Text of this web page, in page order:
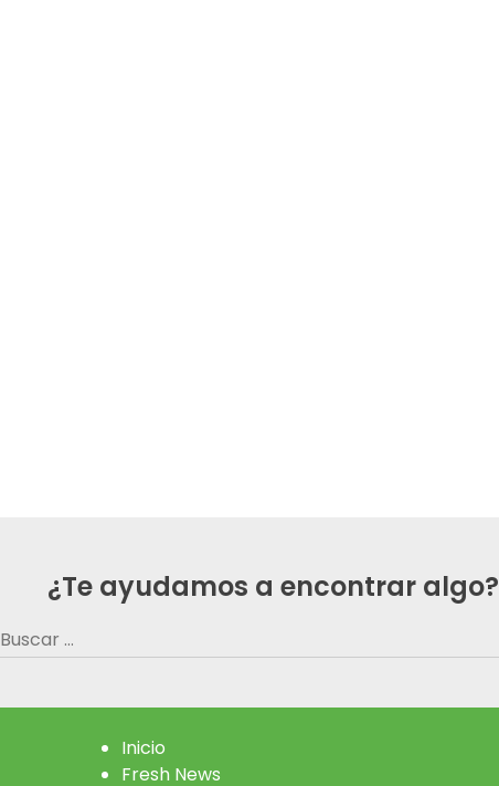
¿Te ayudamos a encontrar algo?
Buscar:
Inicio
Fresh News